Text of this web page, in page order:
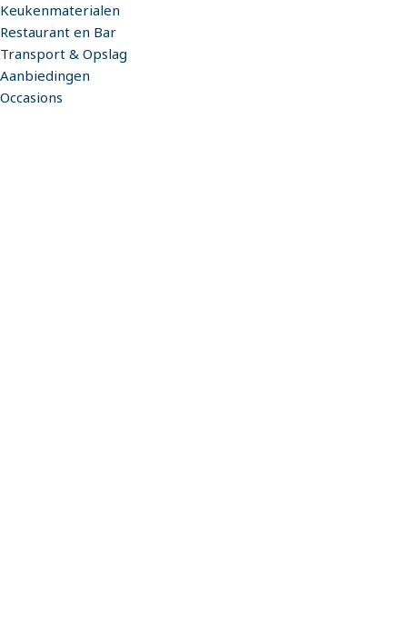
Keukenmaterialen
Restaurant en Bar
Transport & Opslag
Aanbiedingen
Occasions